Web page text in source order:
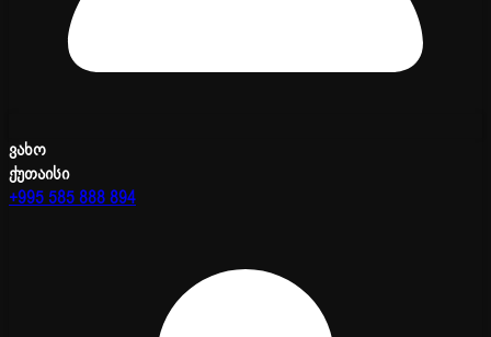
ვახო
ქუთაისი
+995 585 888 894